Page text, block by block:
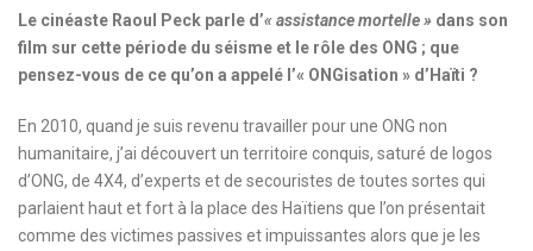
Le cinéaste Raoul Peck parle d’« assistance mortelle » dans son
film sur cette période du séisme et le rôle des ONG ; que
pensez-vous de ce qu’on a appelé l’« ONGisation » d’Haïti ?
En 2010, quand je suis revenu travailler pour une ONG non
humanitaire, j’ai découvert un territoire conquis, saturé de logos
d’ONG, de 4X4, d’experts et de secouristes de toutes sortes qui
parlaient haut et fort à la place des Haïtiens que l’on présentait
comme des victimes passives et impuissantes alors que je les